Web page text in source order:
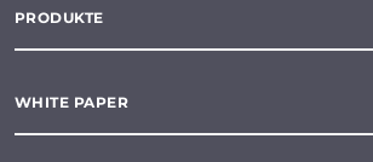
PRODUKTE
WHITE PAPER